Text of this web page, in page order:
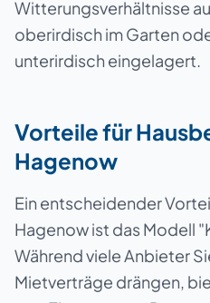
Witterungsverhältnisse
oberirdisch im Garten
unterirdisch eingelagert.
Vorteile für
Hagenow
Ein entscheidender
Hagenow ist das Modell
Während viele Anbieter
Mietverträge drängen,